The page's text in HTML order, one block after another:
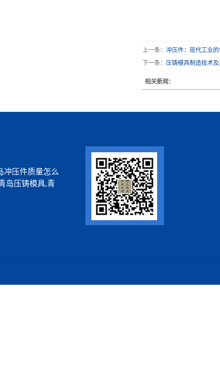
上一条： 冲压件：现代工业的
下一条： 压铸模具制造技术
相关新闻：
冲压件质量怎么
岛压铸模具,青